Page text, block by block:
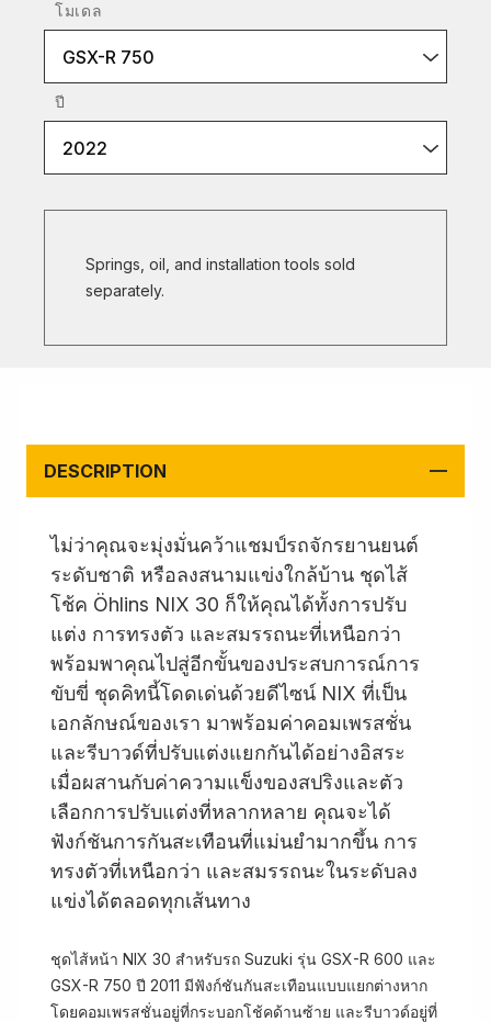
โมเดล
GSX-R 750
ปี
2022
Springs, oil, and installation tools sold
separately.
DESCRIPTION
ไม่ว่าคุณจะมุ่งมั่นคว้าแชมป์รถจักรยานยนต์
ระดับชาติ หรือลงสนามแข่งใกล้บ้าน ชุดไส้
โช้ค Öhlins NIX 30 ก็ให้คุณได้ทั้งการปรับ
แต่ง การทรงตัว และสมรรถนะที่เหนือกว่า
พร้อมพาคุณไปสู่อีกขั้นของประสบการณ์การ
ขับขี่ ชุดคิทนี้โดดเด่นด้วยดีไซน์ NIX ที่เป็น
เอกลักษณ์ของเรา มาพร้อมค่าคอมเพรสชั่น
และรีบาวด์ที่ปรับแต่งแยกกันได้อย่างอิสระ
เมื่อผสานกับค่าความแข็งของสปริงและตัว
เลือกการปรับแต่งที่หลากหลาย คุณจะได้
ฟังก์ชันการกันสะเทือนที่แม่นยำมากขึ้น การ
ทรงตัวที่เหนือกว่า และสมรรถนะในระดับลง
แข่งได้ตลอดทุกเส้นทาง
ชุดไส้หน้า NIX 30 สำหรับรถ Suzuki รุ่น GSX-R 600 และ
GSX-R 750 ปี 2011 มีฟังก์ชันกันสะเทือนแบบแยกต่างหาก
โดยคอมเพรสชั่นอยู่ที่กระบอกโช้คด้านซ้าย และรีบาวด์อยู่ที่